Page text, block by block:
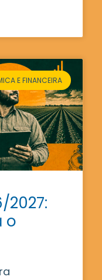
E FINANCEIRA
2027:
o